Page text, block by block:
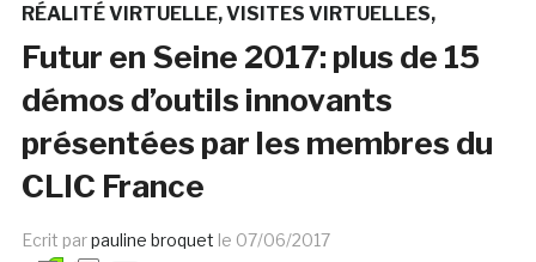
RÉALITÉ VIRTUELLE VISITES VIRTUELLES
Futur en Seine 2017: plus de 15
démos d’outils innovants
présentées par les membres du
CLIC France
Ecrit parpauline broquet le 07/06/2017